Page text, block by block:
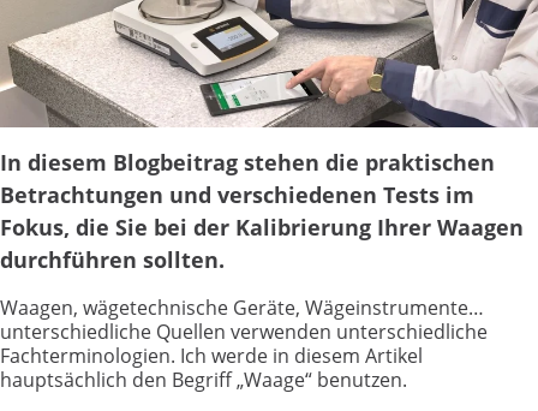
In diesem Blogbeitrag stehen die praktischen
Betrachtungen und verschiedenen Tests im
Fokus, die Sie bei der Kalibrierung Ihrer Waagen
durchführen sollten.
Waagen, wägetechnische Geräte, Wägeinstrumente…
unterschiedliche Quellen verwenden unterschiedliche
Fachterminologien. Ich werde in diesem Artikel
hauptsächlich den Begriff „Waage“ benutzen.